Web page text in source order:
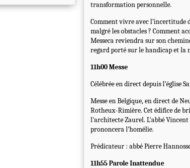
transformation personnelle.
Comment vivre avec l’incertitude
malgré les obstacles ? Comment
Messeca reviendra sur son
regard porté sur le handicap et la
11h00 Messe
Célébrée en direct depuis l’église
Messe en Belgique, en direct de
Rotheux-Rimière. Cet édifice de
l'architecte Zaurel. L'abbé
prononcera l’homélie.
Prédicateur : abbé Pierre
11h55 Parole Inattendue